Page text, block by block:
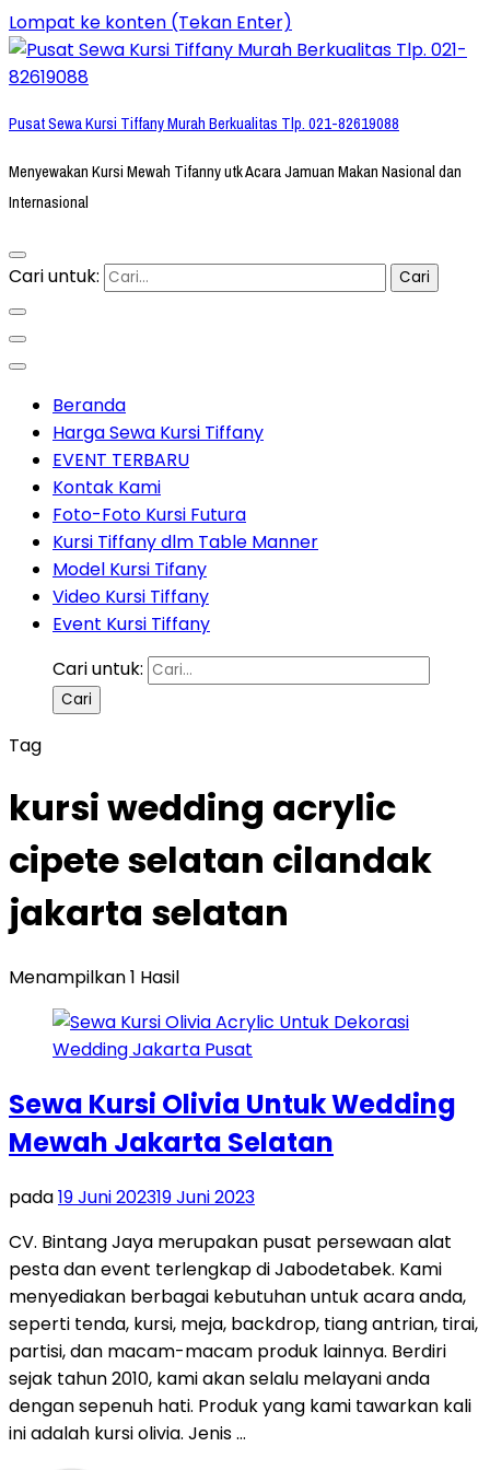
Lompat ke konten (Tekan Enter)
Pusat Sewa Kursi Tiffany Murah Berkualitas Tlp. 021-82619088
Menyewakan Kursi Mewah Tifanny utk Acara Jamuan Makan Nasional dan
Internasional
Cari untuk:
Beranda
Harga Sewa Kursi Tiffany
EVENT TERBARU
Kontak Kami
Foto-Foto Kursi Futura
Kursi Tiffany dlm Table Manner
Model Kursi Tifany
Video Kursi Tiffany
Event Kursi Tiffany
Cari untuk:
Tag
kursi wedding acrylic
cipete selatan cilandak
jakarta selatan
Menampilkan 1 Hasil
Sewa Kursi Olivia Untuk Wedding
Mewah Jakarta Selatan
pada19 Juni 202319 Juni 2023
CV. Bintang Jaya merupakan pusat persewaan alat
pesta dan event terlengkap di Jabodetabek. Kami
menyediakan berbagai kebutuhan untuk acara anda,
seperti tenda, kursi, meja, backdrop, tiang antrian, tirai,
partisi, dan macam-macam produk lainnya. Berdiri
sejak tahun 2010, kami akan selalu melayani anda
dengan sepenuh hati. Produk yang kami tawarkan kali
ini adalah kursi olivia. Jenis …